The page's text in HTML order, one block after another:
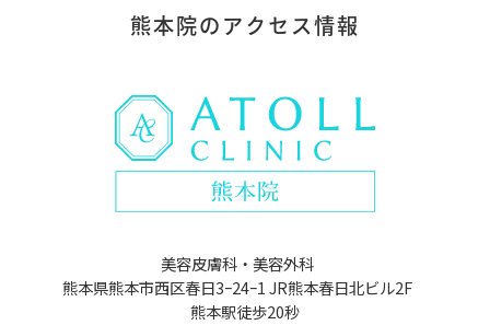
熊本院の アクセス情報
美容皮膚科・美容外科
熊本県熊本市西区春日3ｰ24ｰ1 JR熊本春日北ビル2F
熊本駅徒歩20秒